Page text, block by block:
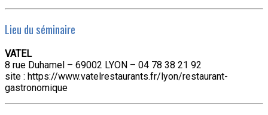
Lieu du séminaire
VATEL
8 rue Duhamel – 69002 LYON – 04 78 38 21 92
site : https://www.vatelrestaurants.fr/lyon/restaurant-
gastronomique